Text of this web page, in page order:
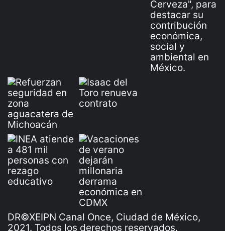
DR©XEIPN Canal Once, Ciudad de México,
2021. Todos los derechos reservados.